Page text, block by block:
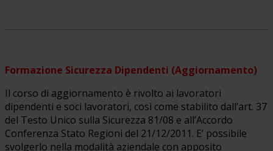
Formazione Sicurezza Dipendenti (Aggiornamento)
Il corso di aggiornamento è rivolto ai lavoratori
dipendenti e soci lavoratori, così come stabilito dall’art. 37
del Testo Unico sulla Sicurezza 81/08 e all’Accordo
Conferenza Stato Regioni del 21/12/2011. E’ possibile
svolgerlo nella modalità aziendale con apposito